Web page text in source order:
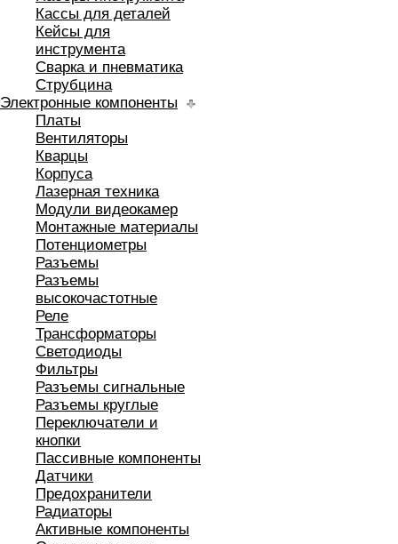
Кассы для деталей
Кейсы для
инструмента
Сварка и пневматика
Струбцина
Электронные компоненты
Платы
Вентиляторы
Кварцы
Корпуса
Лазерная техника
Модули видеокамер
Монтажные материалы
Потенциометры
Разъемы
Разъемы
высокочастотные
Реле
Трансформаторы
Светодиоды
Фильтры
Разъемы сигнальные
Разъемы круглые
Переключатели и
кнопки
Пассивные компоненты
Датчики
Предохранители
Радиаторы
Активные компоненты